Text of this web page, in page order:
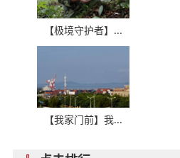
【极境守护者】...
【我家门前】我...